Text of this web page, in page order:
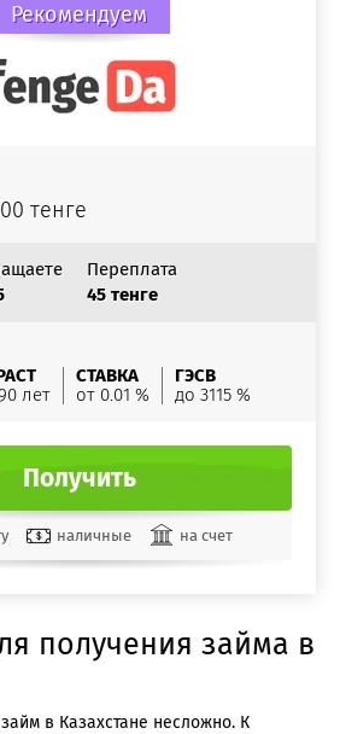
Рекомендуем
тенге
Переплата
45 тенге
лет
СТАВКА
от 0.01 %
ГЭСВ
до 3115 %
Получить
наличные на счет
получения займа в
в Казахстане несложно. К